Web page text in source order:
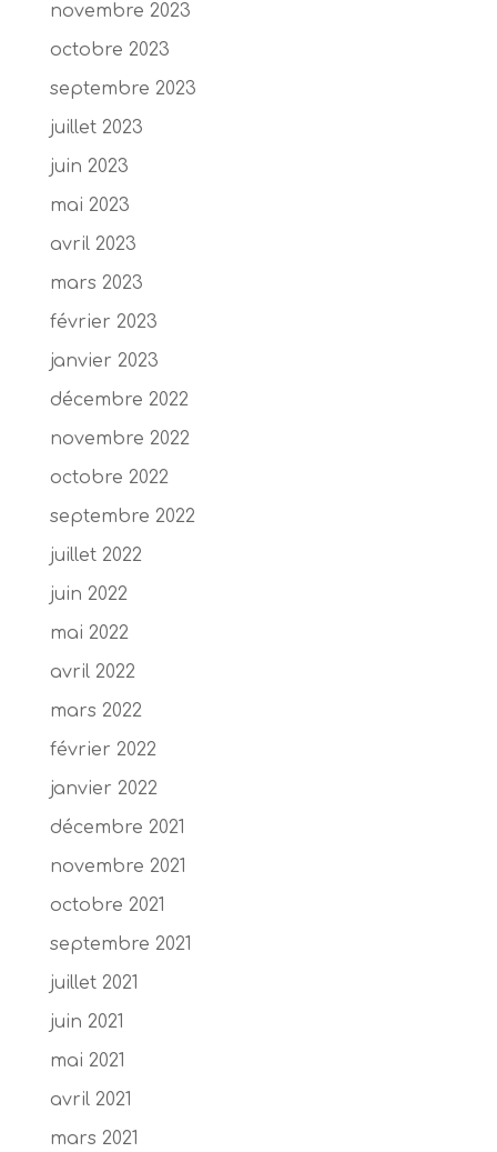
novembre 2023
octobre 2023
septembre 2023
juillet 2023
juin 2023
mai 2023
avril 2023
mars 2023
février 2023
janvier 2023
décembre 2022
novembre 2022
octobre 2022
septembre 2022
juillet 2022
juin 2022
mai 2022
avril 2022
mars 2022
février 2022
janvier 2022
décembre 2021
novembre 2021
octobre 2021
septembre 2021
juillet 2021
juin 2021
mai 2021
avril 2021
mars 2021